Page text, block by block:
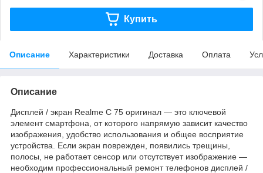
Купить
Описание Характеристики Доставка Оплата
Описание
Дисплей / экран Realme C 75 оригинал — это ключевой
элемент смартфона, от которого напрямую зависит качество
изображения, удобство использования и общее восприятие
устройства. Если экран поврежден, появились трещины,
полосы, не работает сенсор или отсутствует изображение —
необходим профессиональный ремонт телефонов дисплей /